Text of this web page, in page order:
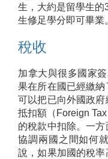
生，大約是留學生的
生修足學分即可畢業
稅收
加拿大與很多國家
果在所在國已經繳納
可以把已向外國政
抵扣額（Foreign
的稅款中扣除。一
協調兩國之間如何
說，如果加國的稅